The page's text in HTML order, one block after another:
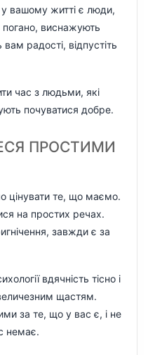
вашому житті є люди,
погано, виснажують
радості, відпустіть
час з людьми, які
почуватися добре.
ПРОСТИМИ
цінувати те, що маємо.
на простих речах.
завжди є за
вдячність тісно і
щастям.
за те, що у вас є, і не
немає.